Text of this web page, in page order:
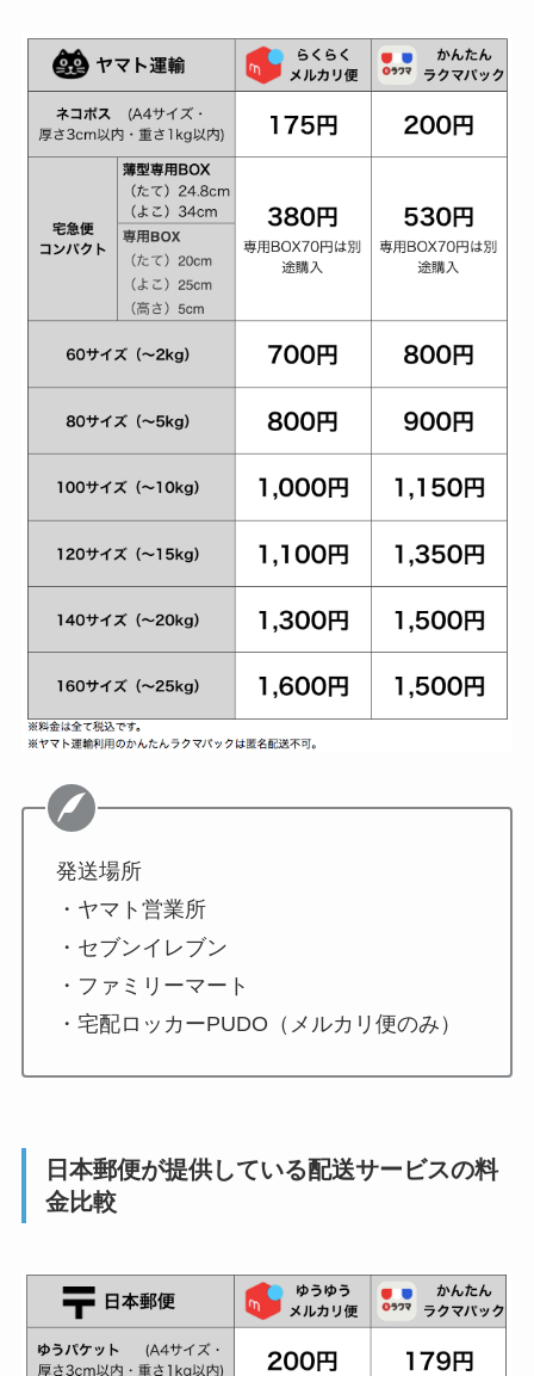
発送場所
・ヤマト営業所
・セブンイレブン
・ファミリーマート
・宅配ロッカーPUDO（メルカリ便のみ）
日本郵便が提供している配送サービスの料
金比較